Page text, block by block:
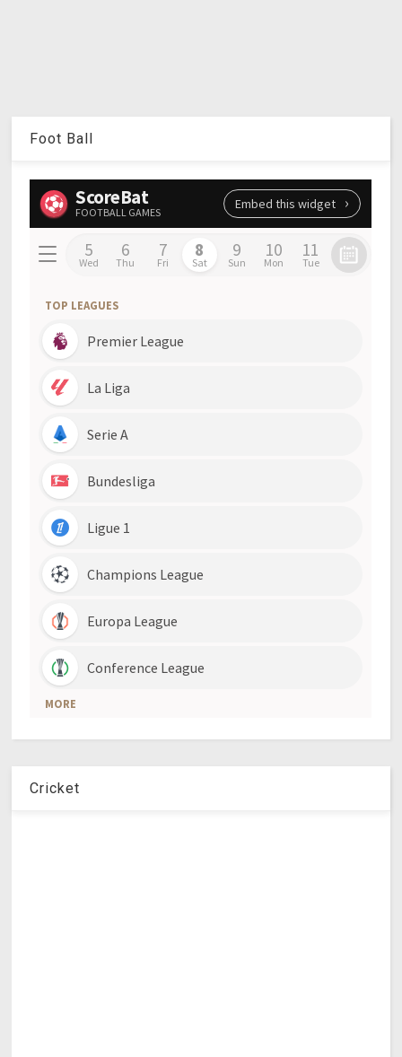
Foot Ball
Cricket